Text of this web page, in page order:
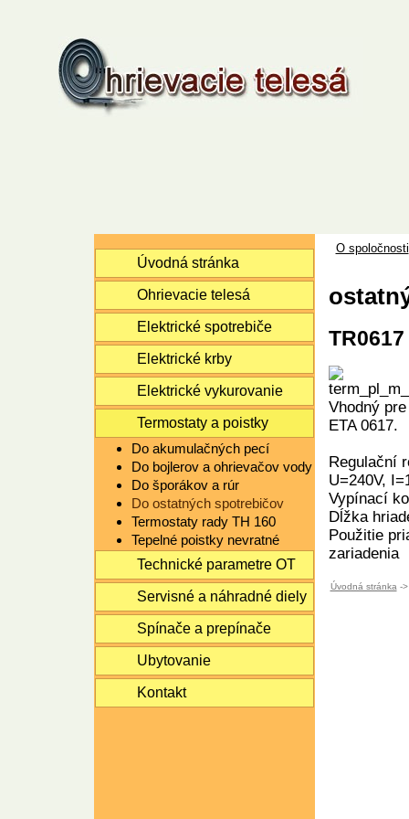
Úvodná stránka
Ohrievacie telesá
Elektrické spotrebiče
Elektrické krby
Elektrické vykurovanie
Termostaty a poistky
Do akumulačných pecí
Do bojlerov a ohrievačov vody
Do šporákov a rúr
Do ostatných spotrebičov
Termostaty rady TH 160
Tepelné poistky nevratné
Technické parametre OT
Servisné a náhradné diely
Spínače a prepínače
Ubytovanie
Kontakt
O spoločnosti
Vhodný
ETA 0617.
Regulační
U=240V,
Vypínací
Dĺžka
Použitie
zariadenia
Úvodná stránka ->